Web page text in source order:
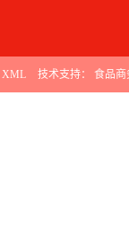
XML 技术支持： 食品商